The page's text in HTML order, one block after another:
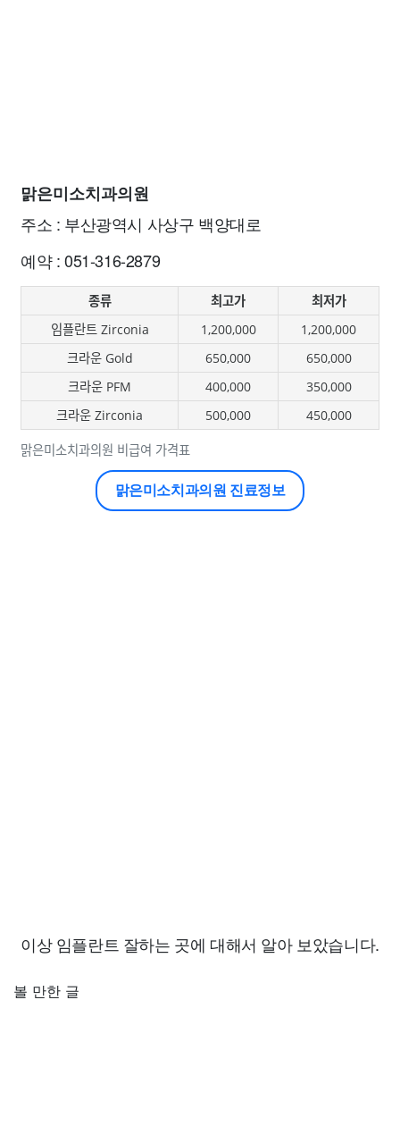
맑은미소치과의원
주소 : 부산광역시 사상구 백양대로
예약 : 051-316-2879
맑은미소치과의원 비급여 가격표
종류 최고가
최저가
임플란트 Zirconia
1,200,000
1,200,000
크라운 Gold
650,000
650,000
크라운 PFM
400,000
350,000
크라운 Zirconia
500,000 450,000
맑은미소치과의원 진료정보
이상 임플란트 잘하는 곳에 대해서 알아 보았습니다.
볼 만한 글